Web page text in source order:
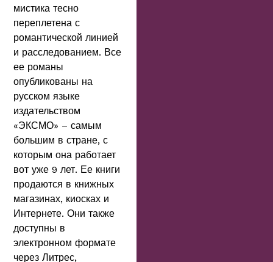
мистика тесно
переплетена с
романтической линией
и расследованием. Все
ее романы
опубликованы на
русском языке
издательством
«ЭКСМО» – самым
большим в стране, с
которым она работает
вот уже 9 лет. Ее книги
продаются в книжных
магазинах, киосках и
Интернете. Они также
доступны в
электронном формате
через Литрес,